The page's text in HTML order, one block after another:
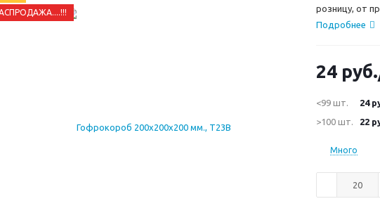
розницу, от
Подробнее
24 руб.
<99 шт. 24
>100 шт.
22
Много